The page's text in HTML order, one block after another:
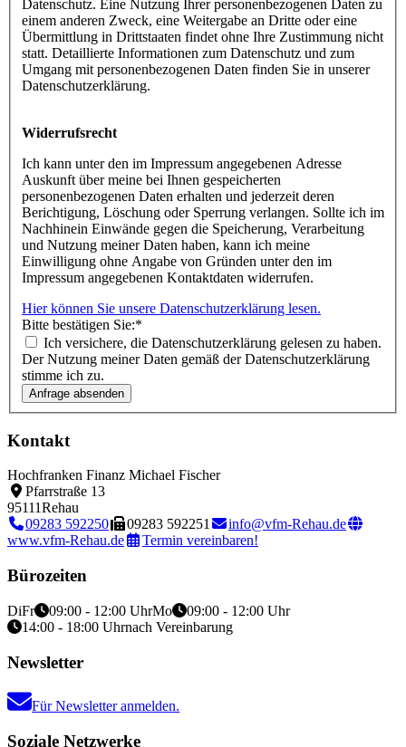
Datenschutz. Eine Nutzung Ihrer personenbezogenen Daten zu
einem anderen Zweck, eine Weitergabe an Dritte oder eine
Übermittlung in Drittstaaten findet ohne Ihre Zustimmung nicht
statt. Detaillierte Informationen zum Datenschutz und zum
Umgang mit personenbezogenen Daten finden Sie in unserer
Datenschutzerklärung.
Widerrufsrecht
Ich kann unter den im Impressum angegebenen Adresse
Auskunft über meine bei Ihnen gespeicherten
personenbezogenen Daten erhalten und jederzeit deren
Berichtigung, Löschung oder Sperrung verlangen. Sollte ich im
Nachhinein Einwände gegen die Speicherung, Verarbeitung
und Nutzung meiner Daten haben, kann ich meine
Einwilligung ohne Angabe von Gründen unter den im
Impressum angegebenen Kontaktdaten widerrufen.
Hier können Sie unsere Datenschutzerklärung lesen.
Bitte bestätigen Sie:*
Der Nutzung meiner Daten gemäß der Datenschutzerklärung
stimme ich zu.
Kontakt
Hochfranken Finanz Michael Fischer
Pfarrstraße 13
95111Rehau
09283 592250
09283 592251
info@vfm-Rehau.de
www.vfm-Rehau.de
Termin vereinbaren!
Bürozeiten
DiFr 09:00 - 12:00 UhrMo
09:00 - 12:00 Uhr
14:00 - 18:00 Uhrnach Vereinbarung
Newsletter
Für Newsletter anmelden.
Soziale Netzwerke